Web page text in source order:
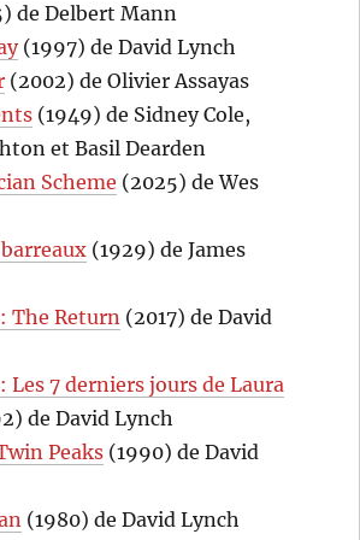
de Delbert Mann
(1997) de David Lynch
(2002) de Olivier Assayas
(1949) de Sidney Cole,
et Basil Dearden
Scheme (2025) de Wes
(1929) de James
The Return (2017) de David
Les 7 derniers jours de Laura
de David Lynch
Peaks (1990) de David
(1980) de David Lynch